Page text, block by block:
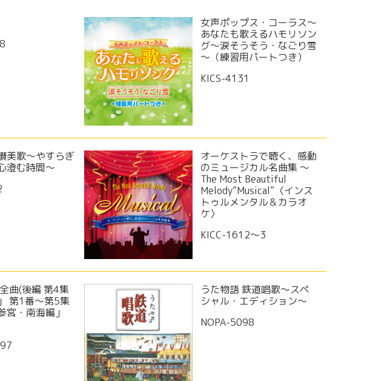
女声ポップス・コーラス～
あなたも歌えるハモリソン
グ～涙そうそう・なごり雪
～（練習用パートつき）
KICS-4131
美歌～やすらぎ
澄む時間～
オーケストラで聴く、感動
のミュージカル名曲集 〜
The Most Beautiful
Melody“Musical”〈インス
トゥルメンタル＆カラオ
ケ〉
KICC-1612～3
曲(後編 第4集
第1番～第5集
宮・南海編」
うた物語 鉄道唱歌～スペ
シャル・エディション～
NOPA-5098